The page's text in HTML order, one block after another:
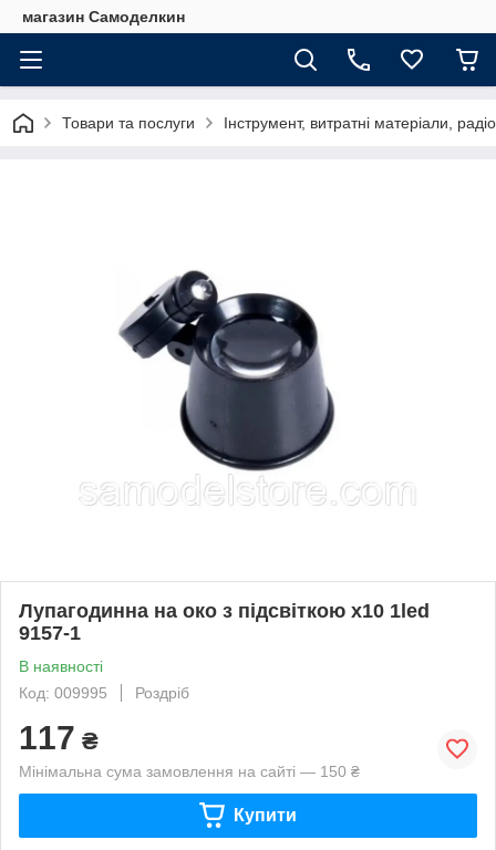
магазин Самоделкин
Товари та послуги Інструмент, витратні матеріали,
Лупагодинна на око з підсвіткою х10 1led
9157-1
В наявності
Код: 009995
Роздріб
117 ₴
Мінімальна сума замовлення на сайті — 150 ₴
Купити